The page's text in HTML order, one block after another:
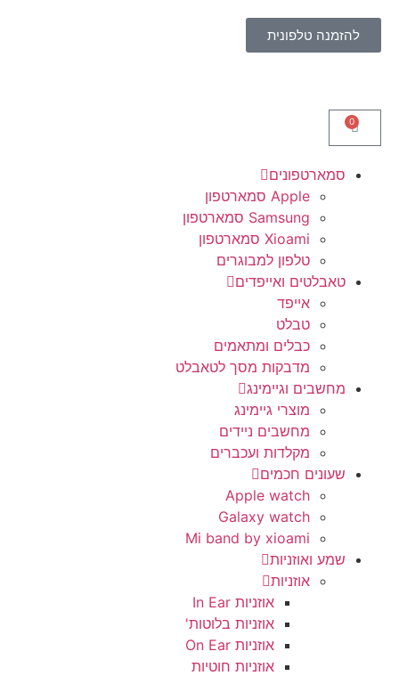
0
להזמנה טלפונית
סמארטפונים
Apple סמארטפון
Samsung סמארטפון
Xioami סמארטפון
טלפון למבוגרים
טאבלטים ואייפדים
אייפד
טבלט
כבלים ומתאמים
מדבקות מסך לטאבלט
מחשבים וגיימינג
מוצרי גיימינג
מחשבים ניידים
מקלדות ועכברים
שעונים חכמים
Apple watch
Galaxy watch
Mi band by xioami
שמע ואוזניות
אוזניות
אוזניות In Ear
אוזניות בלוטות'
אוזניות On Ear
אוזניות חוטיות